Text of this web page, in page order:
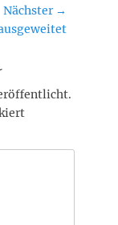
Nächster →